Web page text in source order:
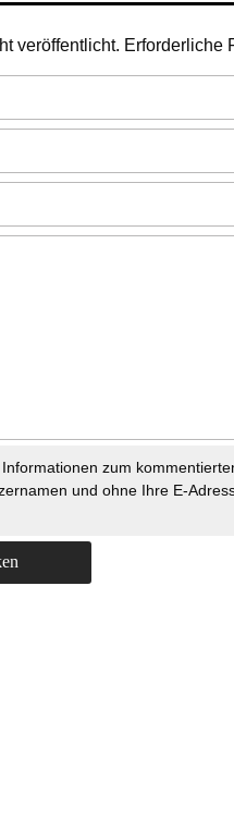
veröffentlicht. Erforderliche
zum
und ohne Ihre E-